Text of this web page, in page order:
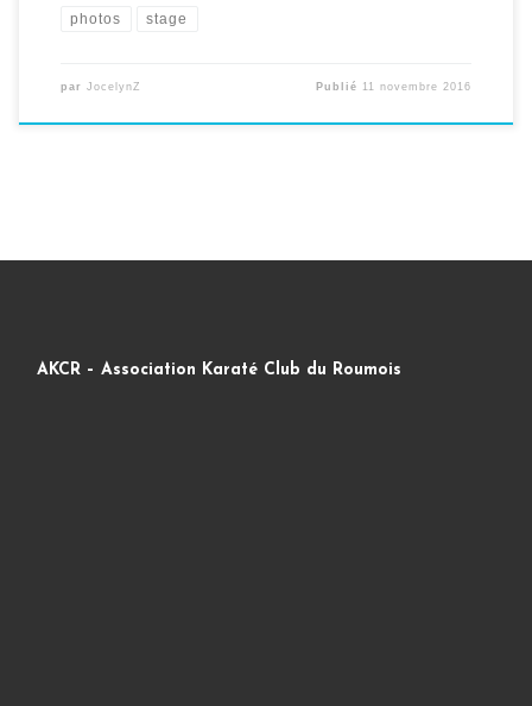
photos stage
par JocelynZ Publié 11 novembre 2016
AKCR – Association Karaté Club du Roumois